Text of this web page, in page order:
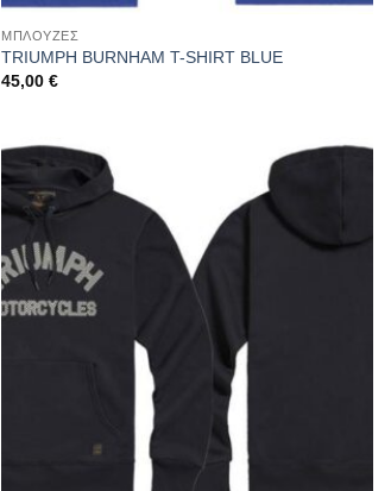
ΜΠΛΟΥΖΕΣ
TRIUMPH BURNHAM T-SHIRT BLUE
45,00€